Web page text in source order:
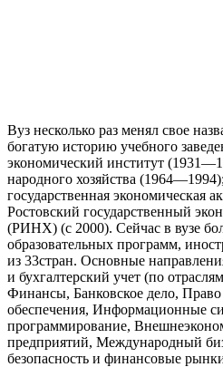
Вуз несколько раз менял свое
богатую историю учебного
экономический институт
народного хозяйства
государственная экономическая
Ростовский государственный
(РИНХ) (с 2000). Сейчас в вузе
образовательных программ,
из 33стран. Основные
и бухгалтерский учет (по
Финансы, Банковское дело,
обеспечения, Информационные
программирование,
предприятий, Международный
безопасность и финансовые